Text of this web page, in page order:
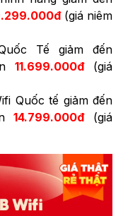
(giá niêm
Tế giảm đến
11.699.000đ(giá
Quốc tế giảm đến
14.799.000đ(giá